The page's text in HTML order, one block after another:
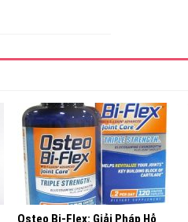
Osteo Bi-Flex: Giải Pháp Hỗ